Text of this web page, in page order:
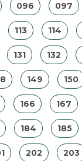
096 097
113 114
131 132
149 150
166 167
184 185
202 203